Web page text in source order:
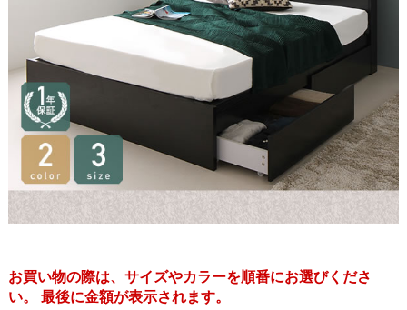
お買い物の際は、サイズやカラーを順番にお選びくださ
い。 最後に金額が表示されます。